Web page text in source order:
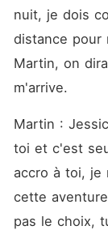
nuit, je dois
distance pour
Martin, on
m'arrive.
Martin :
toi et c'est
accro à toi, je
cette
pas le choix,